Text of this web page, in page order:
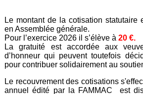
Le montant de la cotisation statutaire
en Assemblée générale.
Pour l’exercice 2026 il s’élève à20 €.
La gratuité est accordée aux
d’honneur qui peuvent toutefois
pour contribuer solidairement au
Le recouvrement des cotisations
annuel édité par la FAMMAC est